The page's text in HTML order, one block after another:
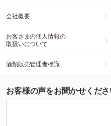
会社概要
お客さまの個人情報の
取扱いについて
酒類販売管理者標識
お客様の声をお聞かせくだ